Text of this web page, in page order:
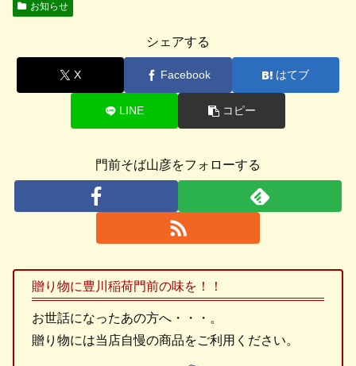
お知らせ
シェアする
X Facebook はてブ
LINE コピー
門前そば山彦をフォローする
贈り物に豊川稲荷門前の味を！！
お世話になったあの方へ・・・。
贈り物には当店自慢の商品をご利用ください。